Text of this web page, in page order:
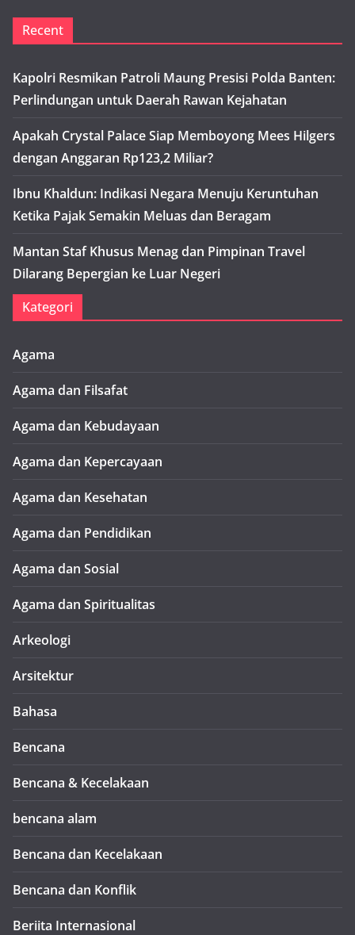
Recent
Kapolri Resmikan Patroli Maung Presisi Polda Banten:
Perlindungan untuk Daerah Rawan Kejahatan
Apakah Crystal Palace Siap Memboyong Mees Hilgers
dengan Anggaran Rp123,2 Miliar?
Ibnu Khaldun: Indikasi Negara Menuju Keruntuhan
Ketika Pajak Semakin Meluas dan Beragam
Mantan Staf Khusus Menag dan Pimpinan Travel
Dilarang Bepergian ke Luar Negeri
Kategori
Agama
Agama dan Filsafat
Agama dan Kebudayaan
Agama dan Kepercayaan
Agama dan Kesehatan
Agama dan Pendidikan
Agama dan Sosial
Agama dan Spiritualitas
Arkeologi
Arsitektur
Bahasa
Bencana
Bencana & Kecelakaan
bencana alam
Bencana dan Kecelakaan
Bencana dan Konflik
Beriita Internasional